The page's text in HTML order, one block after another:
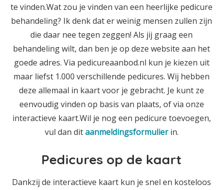
te vinden.Wat zou je vinden van een heerlijke pedicure
behandeling? Ik denk dat er weinig mensen zullen zijn
die daar nee tegen zeggen! Als jij graag een
behandeling wilt, dan ben je op deze website aan het
goede adres. Via pedicureaanbod.nl kun je kiezen uit
maar liefst 1.000 verschillende pedicures. Wij hebben
deze allemaal in kaart voor je gebracht. Je kunt ze
eenvoudig vinden op basis van plaats, of via onze
interactieve kaart.Wil je nog een pedicure toevoegen,
vul dan ditaanmeldingsformulierin.
Pedicures op de kaart
Dankzij de interactieve kaart kun je snel en kosteloos